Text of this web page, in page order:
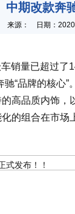
中期改款奔
来源： 日期：
销量已超过了
“品牌的核心
高品质内饰
的组合在市